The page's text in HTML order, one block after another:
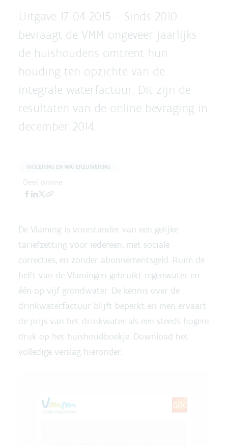
Uitgave 17-04-2015 – Sinds 2010
bevraagt de VMM ongeveer jaarlijks
de huishoudens omtrent hun
houding ten opzichte van de
integrale waterfactuur. Dit zijn de
resultaten van de online bevraging in
december 2014.
RIOLERING EN WATERZUIVERING
Deel online
De Vlaming is voorstander van een gelijke
tariefzetting voor iedereen, met sociale
correcties, en zonder abonnementsgeld. Ruim de
helft van de Vlamingen gebruikt regenwater en
één op vijf grondwater. De kennis over de
drinkwaterfactuur blijft beperkt en men ervaart
de prijs van het drinkwater als een steeds hogere
druk op het huishoudboekje. Download het
volledige verslag hieronder.